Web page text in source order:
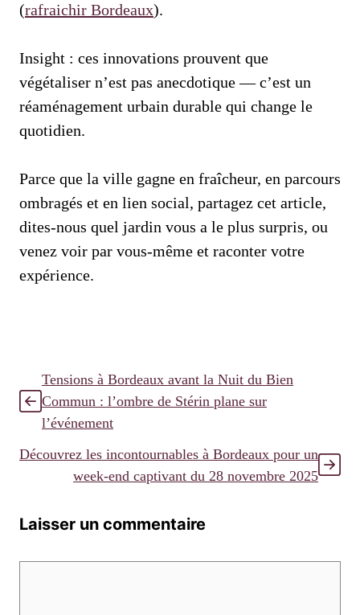
(rafraichir Bordeaux).
Insight : ces innovations prouvent que
végétaliser n’est pas anecdotique — c’est un
réaménagement urbain durable qui change le
quotidien.
Parce que la ville gagne en fraîcheur, en parcours
ombragés et en lien social, partagez cet article,
dites-nous quel jardin vous a le plus surpris, ou
venez voir par vous-même et raconter votre
expérience.
Tensions à Bordeaux avant la Nuit du Bien
Commun : l’ombre de Stérin plane sur
l’événement
Découvrez les incontournables à Bordeaux pour un
week-end captivant du 28 novembre 2025
Laisser un commentaire